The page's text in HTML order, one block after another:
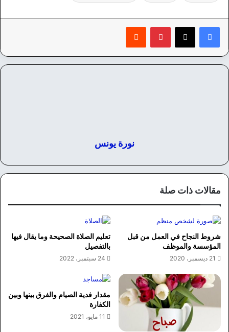
بينتيريست
نورة يونس
مقالات ذات صلة
شروط النجاح في العمل من قبل
المؤسسة والموظف
21 ديسمبر، 2020
تعليم الصلاة الصحيحة وما يقال فيها
بالتفصيل
24 سبتمبر، 2022
مقدار فدية الصيام والفرق بينها وبين
الكفارة
11 مايو، 2021